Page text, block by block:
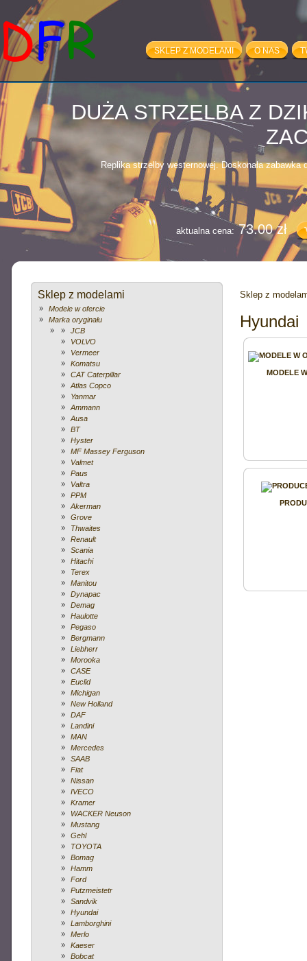
SKLEP Z MODELAMI O NAS
100.00 zł
DUŻA STRZELBA Z
Replika strzelby westernowej. Doskonała zabawka
aktualna cena:73.00 zł
VOLVO FH12 -
Popularna na naszych drogach ciężarówka VOLVO NH12 -
VOLVO V70 + POLAR
DUŻA STRZELBA Z
Sklep z modelami
Modele w ofercie
Marka oryginału
JCB
VOLVO
Vermeer
Komatsu
CAT Caterpillar
Atlas Copco
Yanmar
Ammann
Ausa
BT
Hyster
MF Massey Ferguson
Valmet
Paus
Valtra
PPM
Akerman
Grove
Thwaites
Renault
Scania
Hitachi
Terex
Manitou
Dynapac
Demag
Haulotte
Pegaso
Bergmann
Liebherr
Morooka
CASE
Euclid
Michigan
New Holland
DAF
Landini
MAN
Mercedes
SAAB
Fiat
Nissan
IVECO
Kramer
WACKER Neuson
Mustang
Gehl
TOYOTA
Bomag
Hamm
Ford
Putzmeistetr
Sandvik
Hyundai
Lamborghini
Merlo
Kaeser
Bobcat
Sklep z
Hyundai
MODELE